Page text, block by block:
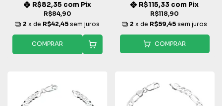
R$84,90
R$82,35 com Pix
2 x de R$42,45 sem juros
COMPRAR
R$118,90
R$115,33 com Pix
2 x de R$59,45 sem juros
COMPRAR